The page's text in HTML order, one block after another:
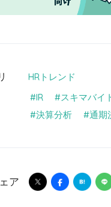
HRトレンド
IR スキマバイ
決算分析
通期
ア